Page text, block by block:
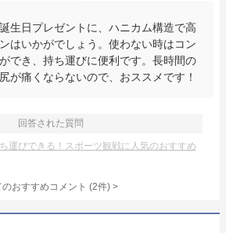
生日プレゼントに、ハニカム構造で高
はいかがでしょう。使わない時はコン
でき、持ち運びに便利です。長時間の
が痛くならないので、おススメです！
回答された質問
運びできる！スポーツ観戦に人気のおすすめ
のおすすめコメント (2件) >